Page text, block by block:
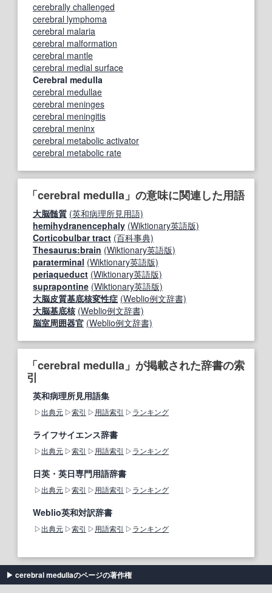
cerebrally challenged
cerebral lymphoma
cerebral malaria
cerebral malformation
cerebral mantle
cerebral medial surface
Cerebral medulla
cerebral medullae
cerebral meninges
cerebral meningitis
cerebral meninx
cerebral metabolic activator
cerebral metabolic rate
「cerebral medulla」の意味に関連した用語
大脳髄質 (英和病理所見用語)
hemihydranencephaly (Wiktionary英語版)
Corticobulbar tract (百科事典)
Thesaurus:brain (Wiktionary英語版)
paraterminal (Wiktionary英語版)
periaqueduct (Wiktionary英語版)
suprapontine (Wiktionary英語版)
大脳皮質基底核変性症 (Weblio例文辞書)
大脳基底核 (Weblio例文辞書)
脳室周囲器官 (Weblio例文辞書)
「cerebral medulla」が掲載された辞書の索
引
英和病理所見用語集
出典元 索引 用語索引 ランキング
ライフサイエンス辞書
出典元 索引 用語索引 ランキング
日英・英日専門用語辞書
出典元 索引 用語索引 ランキング
Weblio英和対訳辞書
出典元 索引 用語索引 ランキング
cerebral medullaのページの著作権